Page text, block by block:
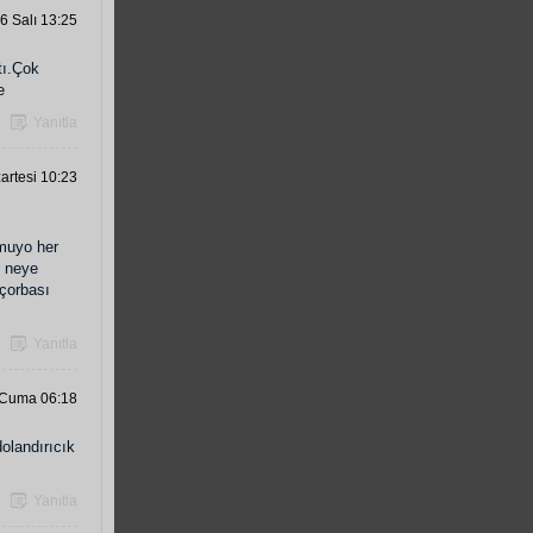
Salı 13:25
Yanıtla
10:23
her
neye
Yanıtla
06:18
Yanıtla